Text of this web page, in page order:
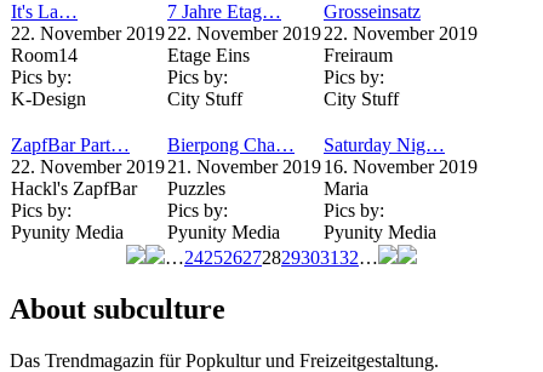
It's La…
22. November 2019
Room14
Pics by:
K-Design
7 Jahre Etag…
22. November 2019
Etage Eins
Pics by:
City Stuff
Grosseinsatz
22. November 2019
Freiraum
Pics by:
City Stuff
ZapfBar Part…
22. November 2019
Hackl's ZapfBar
Pics by:
Pyunity Media
Bierpong Cha…
21. November 2019
Puzzles
Pics by:
Pyunity Media
Saturday Nig…
16. November 2019
Maria
Pics by:
Pyunity Media
…242526272829303132…
About subculture
Das Trendmagazin für Popkultur und Freizeitgestaltung.